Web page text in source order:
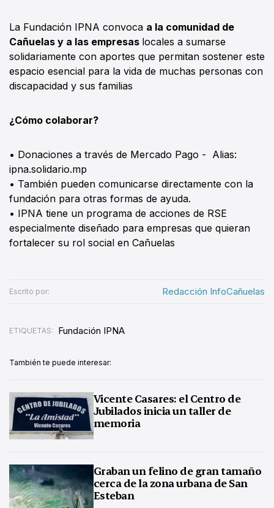
La Fundación IPNA convoca a la comunidad de
Cañuelas y a las empresas locales a sumarse
solidariamente con aportes que permitan sostener este
espacio esencial para la vida de muchas personas con
discapacidad y sus familias
¿Cómo colaborar?
• Donaciones a través de Mercado Pago - Alias:
ipna.solidario.mp
• También pueden comunicarse directamente con la
fundación para otras formas de ayuda.
• IPNA tiene un programa de acciones de RSE
especialmente diseñado para empresas que quieran
fortalecer su rol social en Cañuelas
Escrito por: Redacción InfoCañuelas
ETIQUETAS: Fundación IPNA
También te puede interesar:
Vicente Casares: el Centro de
Jubilados inicia un taller de
memoria
Graban un felino de gran tamaño
cerca de la zona urbana de San
Esteban